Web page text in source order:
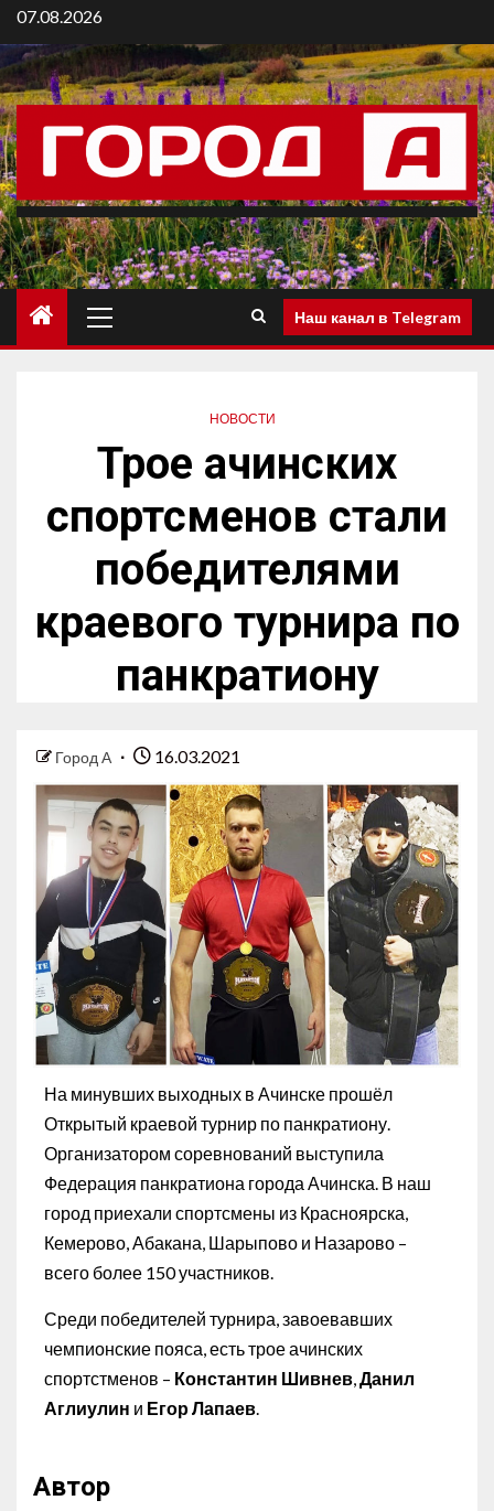
07.08.2026
Наш канал в Telegram
НОВОСТИ
Трое ачинских
спортсменов стали
победителями
краевого турнира по
панкратиону
Город А 16.03.2021
На минувших выходных в Ачинске прошёл
Открытый краевой турнир по панкратиону.
Организатором соревнований выступила
Федерация панкратиона города Ачинска. В наш
город приехали спортсмены из Красноярска,
Кемерово, Абакана, Шарыпово и Назарово –
всего более 150 участников.
Среди победителей турнира, завоевавших
чемпионские пояса, есть трое ачинских
спортстменов – Константин Шивнев,Данил
Аглиулин и Егор Лапаев.
Автор